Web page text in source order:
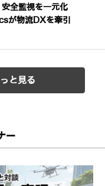
全監視を一元化
が物流DXを牽引
と見る
ー